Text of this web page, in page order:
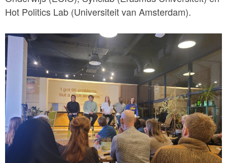
Hot Politics Lab (Universiteit van Amsterdam).